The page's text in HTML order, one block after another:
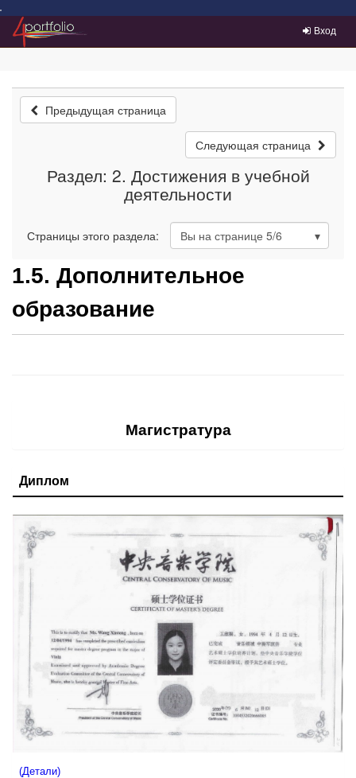
Преейти на главное меню
Вход
Предыдущая страница
Следующая страница
Раздел: 2. Достижения в учебной
деятельности
Страницы этого раздела: Вы на странице 5/6
1.5. Дополнительное
образование
Магистратура
Диплом
(Детали)